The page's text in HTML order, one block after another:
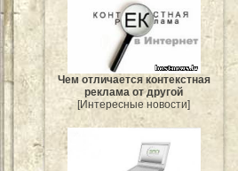
Чем отличается контекстная
реклама от другой
[Интересные новости]